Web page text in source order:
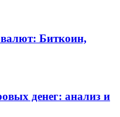
Биткоин,
денег: анализ и